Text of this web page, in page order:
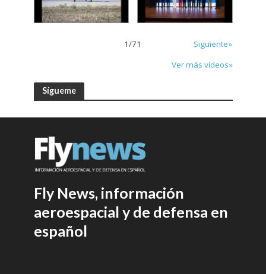
1/71
Siguiente»
Ver más vídeos»
Sígueme
Fly News, información
aeroespacial y de defensa en
español